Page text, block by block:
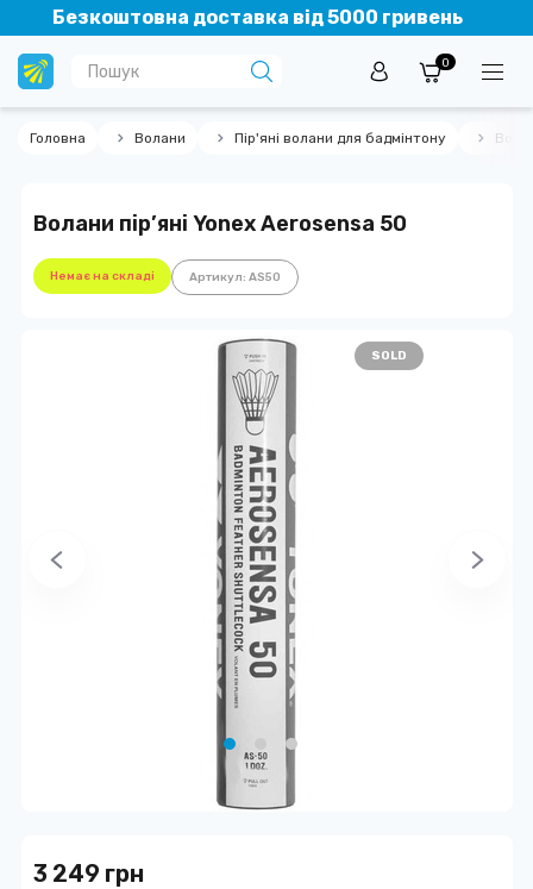
Безкоштовна доставка від 5000 гривень
0
Головна Волани Пір'яні волани для бадмінтону
Волани пір’яні Yonex Aerosensa 50
Немає на складі Артикул: AS50
SOLD
3 249 грн